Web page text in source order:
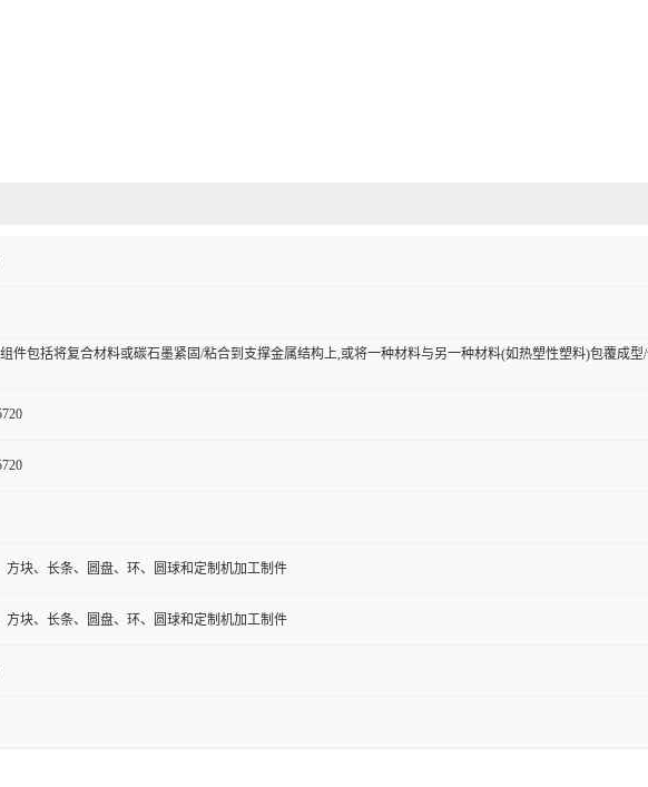
组件包括将复合材料或碳石墨紧固/粘合到支撑金属结构上,或将一种材料与另一种材料(如热塑性塑料)包覆成
方块、长条、圆盘、环、圆球和定制机加工制件
方块、长条、圆盘、环、圆球和定制机加工制件